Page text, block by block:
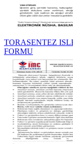
TORASENTEZ
FORMU